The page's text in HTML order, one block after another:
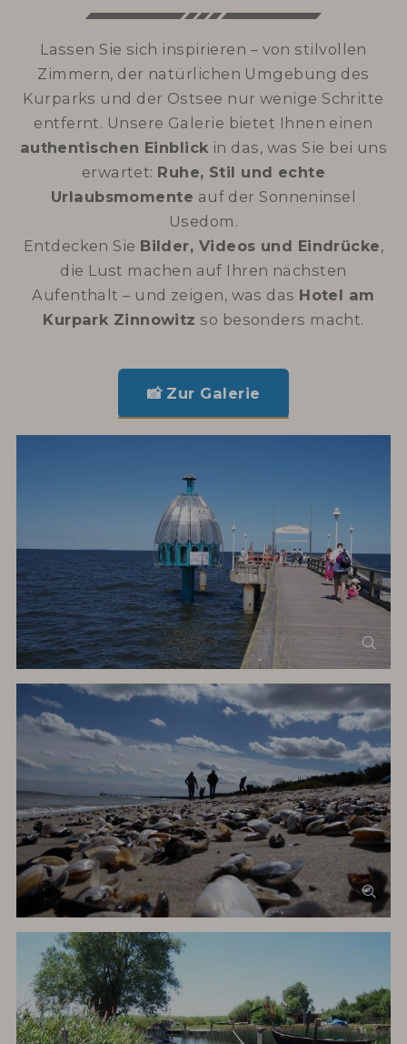
Lassen Sie sich inspirieren – von stilvollen
Zimmern, der natürlichen Umgebung des
Kurparks und der Ostsee nur wenige Schritte
entfernt. Unsere Galerie bietet Ihnen einen
authentischen Einblick in das, was Sie bei uns
erwartet: Ruhe, Stil und echte
Urlaubsmomente auf der Sonneninsel
Usedom.
Entdecken Sie Bilder, Videos und Eindrücke,
die Lust machen auf Ihren nächsten
Aufenthalt – und zeigen, was das Hotel am
Kurpark Zinnowitz so besonders macht.
📸 Zur Galerie